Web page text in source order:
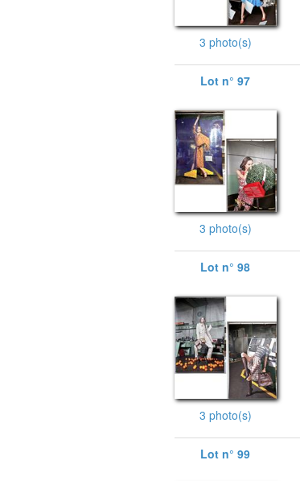
3 photo(s)
Lot n° 97
3 photo(s)
Lot n° 98
3 photo(s)
Lot n° 99